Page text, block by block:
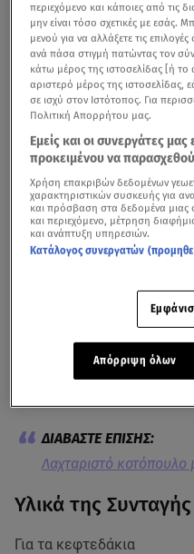
Στους περισσότερους αν
κεφτεδάκια γι’ αυτό και ο
για τους τηλεθεατές της
διαφορετική συνταγή.
Λαχταριστό κοτόπουλο
Υλικά της Συνταγής
Για τα κεφτεδάκια
περιεχόμενο και κάποιες από τις
μην είναι τόσο σχετικές με εσάς.
μενού για να αλλάξετε τις
ανά πάσα στιγμή πατώντας τον
κάτω μέρος της ιστοσελίδας [ή το
αριστερό μέρος της ιστοσελίδας,
σε ισχύ στον Ιστότοπος. Για
Πολιτική Απορρήτου μας.
Εμείς και οι συνεργάτες
προκειμένου να
Χρήση επακριβών δεδομένων
χαρακτηριστικών συσκευής για
και πρόσβαση στα δεδομένα μιας
και περιεχόμενο, μέτρηση
και ανάπτυξη υπηρεσιών.
Κατάλογος συνεργατών
Απόρριψη όλων